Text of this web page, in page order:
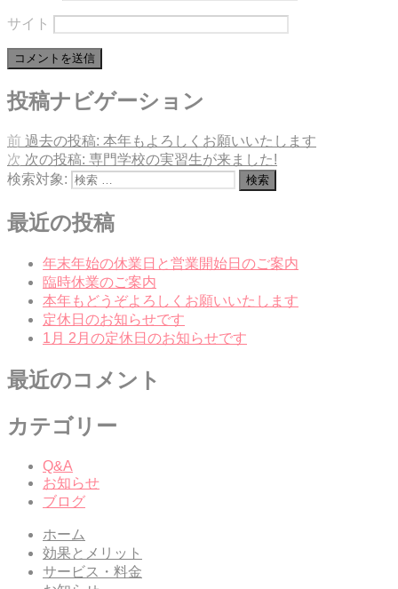
サイト
投稿ナビゲーション
前 過去の投稿: 本年もよろしくお願いいたします
次 次の投稿: 専門学校の実習生が来ました!
検索対象:
検索
最近の投稿
年末年始の休業日と営業開始日のご案内
臨時休業のご案内
本年もどうぞよろしくお願いいたします
定休日のお知らせです
1月 2月の定休日のお知らせです
最近のコメント
カテゴリー
Q&A
お知らせ
ブログ
ホーム
効果とメリット
サービス・料金